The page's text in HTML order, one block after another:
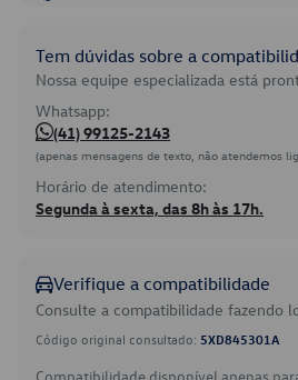
Tem dúvidas sobre a
Nossa equipe especializada está
Whatsapp:
(41) 99125-2143
(apenas mensagens de texto, não atendemos
Horário de atendimento:
Segunda à sexta, das 8h às 17h.
Verifique a compatibilidade
Consulte a compatibilidade fazendo
Código original consultado: 5XD845301A